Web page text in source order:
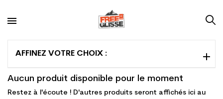
AFFINEZ VOTRE CHOIX :
Aucun produit disponible pour le moment
Restez à l'écoute ! D'autres produits seront affichés ici au